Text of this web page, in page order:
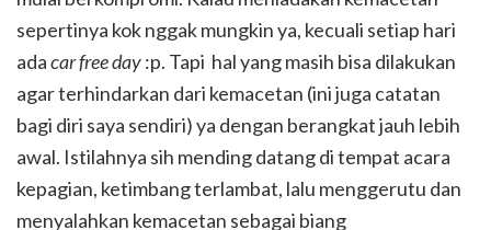
sepertinya kok nggak mungkin ya, kecuali setiap hari
adacar free day:p. Tapi hal yang masih bisa dilakukan
agar terhindarkan dari kemacetan (ini juga catatan
bagi diri saya sendiri) ya dengan berangkat jauh lebih
awal. Istilahnya sih mending datang di tempat acara
kepagian, ketimbang terlambat, lalu menggerutu dan
menyalahkan kemacetan sebagai biang